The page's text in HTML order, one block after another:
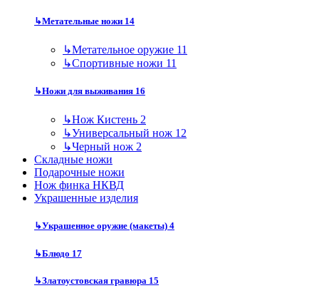
↳Метательные ножи 14
↳Метательное оружие 11
↳Спортивные ножи 11
↳Ножи для выживания 16
↳Нож Кистень 2
↳Универсальный нож 12
↳Черный нож 2
Складные ножи
Подарочные ножи
Нож финка НКВД
Украшенные изделия
↳Украшенное оружие (макеты) 4
↳Блюдо 17
↳Златоустовская гравюра 15